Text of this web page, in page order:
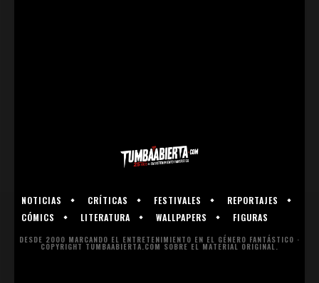
NOTICIAS CRÍTICAS FESTIVALES
REPORTAJES
CÓMICS
LITERATURA WALLPAPERS FIGURAS
DESDE 2000 MARCANDO EL ENTRETENIMIENTO EN EL GÉNERO FANTÁSTICO ·
COPYRIGHT TUMBAABIERTA.COM SOBRE EL MATERIAL ORIGINAL.